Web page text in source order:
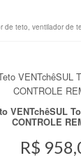
de teto, ventilador de
VENTchêSUL
CONTROLE
R$